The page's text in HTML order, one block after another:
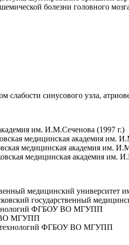
болезни головного
синусового узла,
им. И.М.Сеченова (1997 г.)
медицинская академия им.
медицинская академия им.
медицинская академия им.
медицинский университет
государственный
ФГБОУ ВО МГУПП
ВО МГУПП
технологий ФГБОУ ВО МГУПП